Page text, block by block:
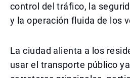
control del tráfico, la
y la operación fluida de los
La ciudad alienta a los
usar el transporte público